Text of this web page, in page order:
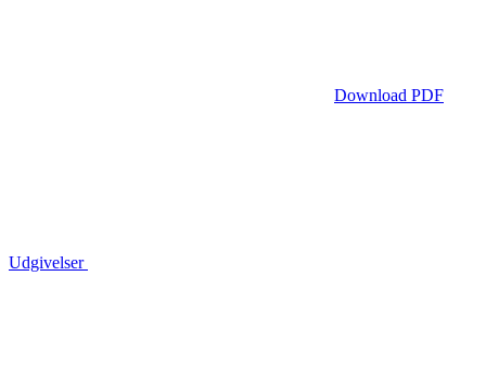
Download PDF
Udgivelser